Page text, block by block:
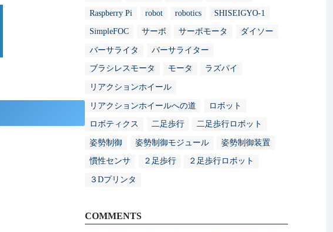
Raspberry Pi robot robotics SHISEIGYO-1
SimpleFOC サーボ サーボモータ ダイソー
バーサライタ バーサライター
ブラシレスモータ モータ ラズパイ
リアクションホイール
リアクションホイールへの道 ロボット
ロボティクス 二足歩行 二足歩行ロボット
姿勢制御 姿勢制御モジュール 姿勢制御装置
慣性センサ ２足歩行 ２足歩行ロボット
３Dプリンタ
COMMENTS